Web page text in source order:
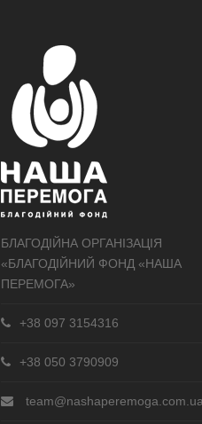
БЛАГОДІЙНА ОРГАНІЗАЦІЯ
«БЛАГОДІЙНИЙ ФОНД «НАША
ПЕРЕМОГА»
+38 097 3154316
+38 050 3790909
team@nashaperemoga.com.ua